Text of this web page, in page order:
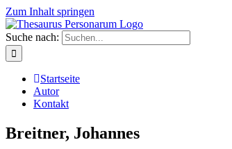
Zum Inhalt springen
Suche nach:
Startseite
Autor
Kontakt
Breitner, Johannes